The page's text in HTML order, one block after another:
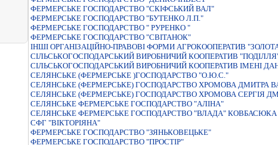
ФЕРМЕРСЬКЕ ГОСПОДАРСТВО "СКIФСЬКИЙ ВАЛ"
ФЕРМЕРСЬКЕ ГОСПОДАРСТВО "БУТЕНКО Л.П."
ФЕРМЕРСЬКЕ ГОСПОДАРСТВО " РУРЕНКО "
ФЕРМЕРСЬКЕ ГОСПОДАРСТВО "СВIТАНОК"
IНШI ОРГАНIЗАЦIЙНО-ПРАВОВI ФОРМИ АГРОКООПЕРАТИВ
СIЛЬСЬКОГОСПОДАРСЬКИЙ ВИРОБНИЧИЙ КООПЕРАТИВ
СІЛЬСЬКОГОСПОДАРСЬКИЙ ВИРОБНИЧИЙ КООПЕРАТИВ ІМЕНІ
СЕЛЯНСЬКЕ (ФЕРМЕРСЬКЕ )ГОСПОДАРСТВО "О.Ю.С."
СЕЛЯНСЬКЕ (ФЕРМЕРСЬКЕ) ГОСПОДАРСТВО ХРОМОВА ДМИТРА
СЕЛЯНСЬКЕ (ФЕРМЕРСЬКЕ) ГОСПОДАРСТВО ХРОМОВА СЕРГIЯ
СЕЛЯНСЬКЕ ФЕРМЕРСЬКЕ ГОСПОДАРСТВО "АЛIНА"
СЕЛЯНСЬКЕ ФЕРМЕРСЬКЕ ГОСПОДАРСТВО "ВЛАДА"
СФГ "ВІКТОРІЯНА"
ФЕРМЕРСЬКЕ ГОСПОДАРСТВО "ЗЯНЬКОВЕЦЬКЕ"
ФЕРМЕРСЬКЕ ГОСПОДАРСТВО "ПРОСТІР"